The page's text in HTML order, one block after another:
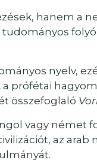
hanem a
nyelv,
prófétai
összefoglaló
vagy német
az arab